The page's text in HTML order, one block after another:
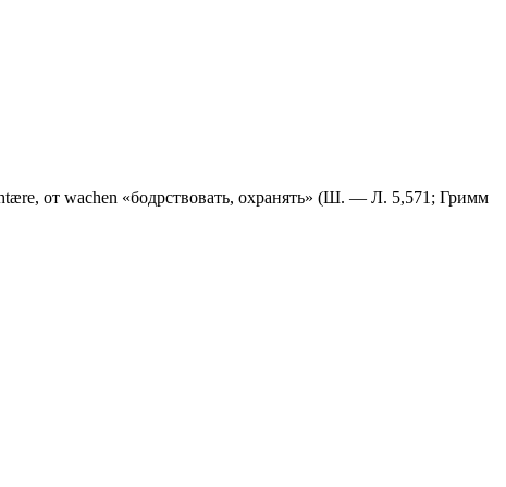
от wachen «бодрствовать, охранять» (Ш. — Л. 5,571; Гримм